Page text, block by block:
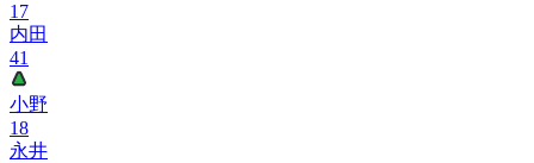
17
内田
41
小野
18
永井